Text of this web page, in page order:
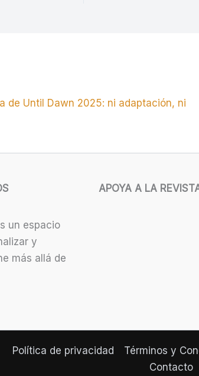
un espacio
y
más allá de
APOYA A LA
Política de privacidad Términos y
Contacto